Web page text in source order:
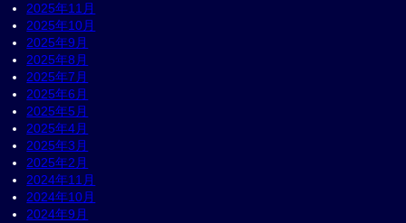
2025年11月
2025年10月
2025年9月
2025年8月
2025年7月
2025年6月
2025年5月
2025年4月
2025年3月
2025年2月
2024年11月
2024年10月
2024年9月